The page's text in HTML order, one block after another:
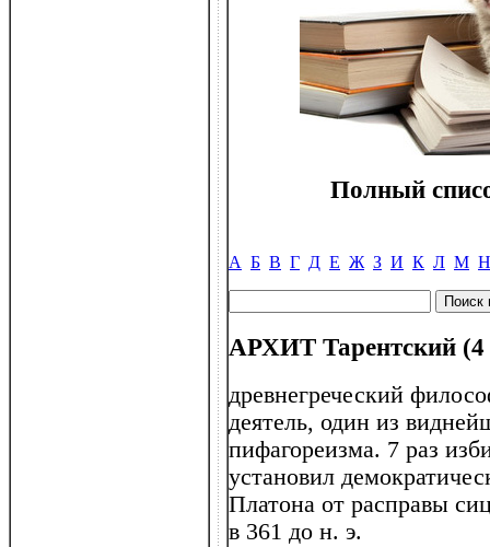
Полный
А Б В Г Д Е Ж З И К Л М Н
АРХИТ Тарентский (4
древнегреческий
деятель, один из
пифагореизма. 7 раз
установил
Платона от расправы
в 361 до н. э.